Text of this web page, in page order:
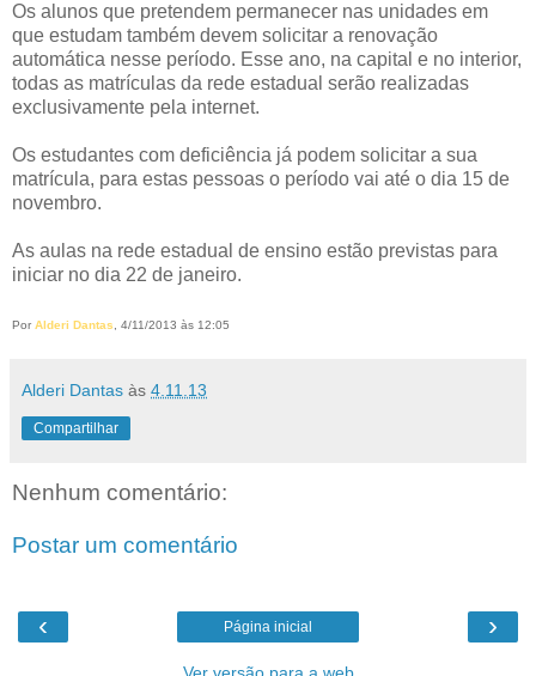
Os alunos que pretendem permanecer nas unidades em
que estudam também devem solicitar a renovação
automática nesse período. Esse ano, na capital e no interior,
todas as matrículas da rede estadual serão realizadas
exclusivamente pela internet.
Os estudantes com deficiência já podem solicitar a sua
matrícula, para estas pessoas o período vai até o dia 15 de
novembro.
As aulas na rede estadual de ensino estão previstas para
iniciar no dia 22 de janeiro.
Por Alderi Dantas, 4/11/2013 às 12:05
Alderi Dantas às 4.11.13
Compartilhar
Nenhum comentário:
Postar um comentário
‹ ›
Página inicial